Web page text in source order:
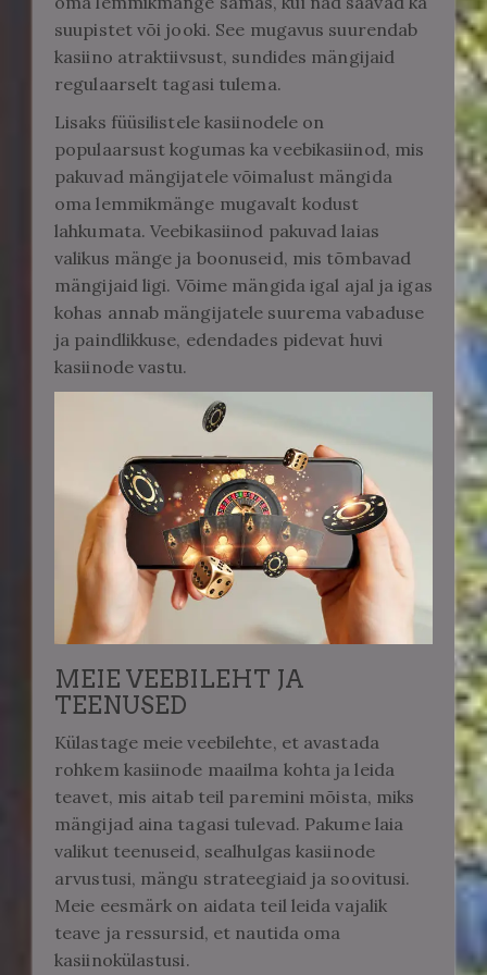
suupistet või jooki. See mugavus suurendab
kasiino atraktiivsust, sundides mängijaid
regulaarselt tagasi tulema.
Lisaks füüsilistele kasiinodele on
populaarsust kogumas ka veebikasiinod, mis
pakuvad mängijatele võimalust mängida
oma lemmikmänge mugavalt kodust
lahkumata. Veebikasiinod pakuvad laias
valikus mänge ja boonuseid, mis tõmbavad
mängijaid ligi. Võime mängida igal ajal ja igas
kohas annab mängijatele suurema vabaduse
ja paindlikkuse, edendades pidevat huvi
kasiinode vastu.
MEIE VEEBILEHT JA
TEENUSED
Külastage meie veebilehte, et avastada
rohkem kasiinode maailma kohta ja leida
teavet, mis aitab teil paremini mõista, miks
mängijad aina tagasi tulevad. Pakume laia
valikut teenuseid, sealhulgas kasiinode
arvustusi, mängu strateegiaid ja soovitusi.
Meie eesmärk on aidata teil leida vajalik
teave ja ressursid, et nautida oma
kasiinokülastusi.